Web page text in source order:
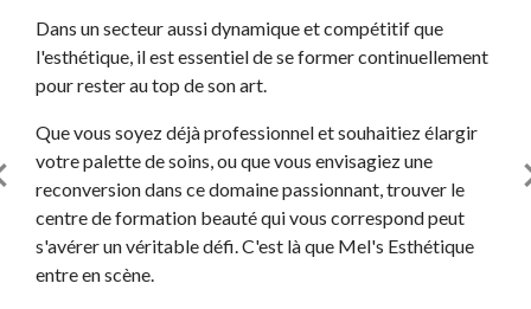
Dans un secteur aussi dynamique et compétitif que
l'esthétique, il est essentiel de se former continuellement
pour rester au top de son art.
Que vous soyez déjà professionnel et souhaitiez élargir
votre palette de soins, ou que vous envisagiez une
reconversion dans ce domaine passionnant, trouver le
centre de formation beauté qui vous correspond peut
s'avérer un véritable défi. C'est là que Mel's Esthétique
entre en scène.